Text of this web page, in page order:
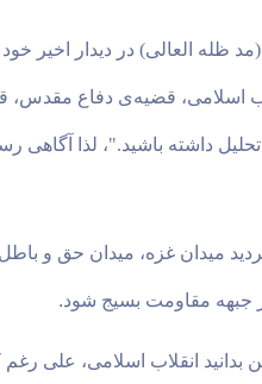
العالی) در دیدار اخیر
اسلامی، قضیه‌ی دفاع مقدس،
که در دهه ‌۷۰ اتفاق افتاد و حوادث گوناگونی که در دهه‌های ۸۰ و ۹۰ اتفاق
میدان غزه، میدان حق و
جبهه مقاومت بسیج شود.
انقلاب اسلامی، علی